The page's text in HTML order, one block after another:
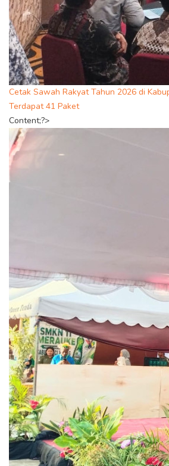
Cetak Sawah Rakyat Tahun 2026 di
Terdapat 41 Paket
Content;?>